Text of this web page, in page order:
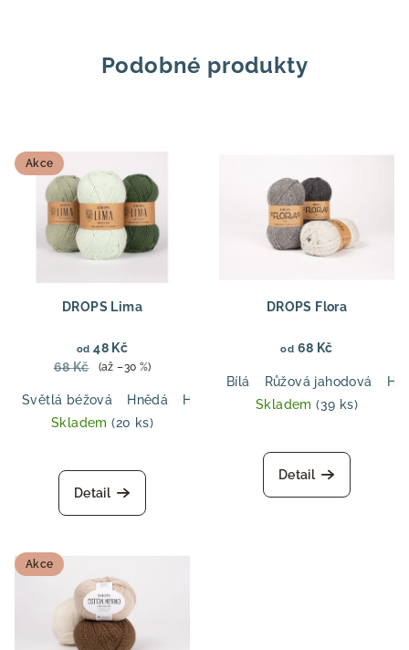
Podobné produkty
Akce
DROPS Lima
od 48 Kč
68 Kč
(až –30 %)
Světlá béžová Hnědá Hnědošedá Tmavá šedá
Skladem(20 ks)
hodnocení
produktu
hvězdiček.
Detail
DROPS Flora
od 68 Kč
Bílá Růžová jahodová
Skladem(39 ks)
Detail
Akce